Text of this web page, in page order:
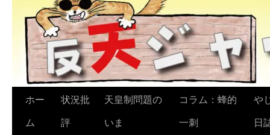
ホー
ム
状況批
評
天皇制問題の
いま
コラム：蜂的
一刺
や
日